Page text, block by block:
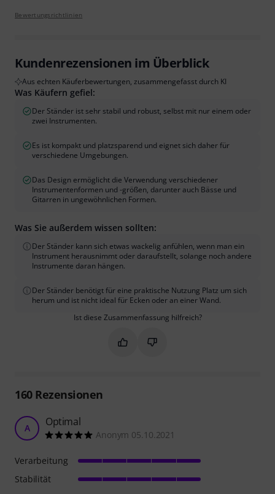
Bewertungsrichtlinien
Kundenrezensionen im Überblick
Aus echten Käuferbewertungen, zusammengefasst durch KI
Was Käufern gefiel:
Der Ständer ist sehr stabil und robust, selbst mit nur einem oder
zwei Instrumenten.
Es ist kompakt und platzsparend und eignet sich daher für
verschiedene Umgebungen.
Das Design ermöglicht die Verwendung verschiedener
Instrumentenformen und -größen, darunter auch Bässe und
Gitarren in ungewöhnlichen Formen.
Was Sie außerdem wissen sollten:
Der Ständer kann sich etwas wackelig anfühlen, wenn man ein
Instrument herausnimmt oder daraufstellt, solange noch andere
Instrumente daran hängen.
Der Ständer benötigt für eine praktische Nutzung Platz um sich
herum und ist nicht ideal für Ecken oder an einer Wand.
Ist diese Zusammenfassung hilfreich?
Markieren Sie diese
Markieren Sie diese
160Rezensionen
A Optimal
Anonym 05.10.2021
Verarbeitung
Stabilität